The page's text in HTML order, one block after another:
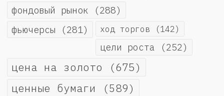
фондовый рынок (288)
фьючерсы (281) ход торгов (142)
цели роста (252)
цена на золото (675)
ценные бумаги (589)